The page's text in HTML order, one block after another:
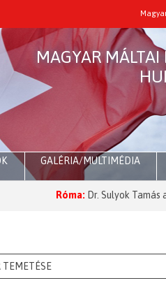
MAGYAR MÁLTAI
GALÉRIA/MULTIMÉDIA
Dr. Sulyok Tamás a
TEMETÉSE